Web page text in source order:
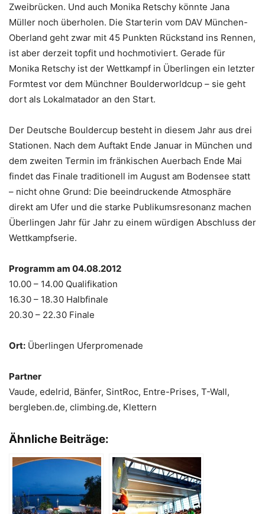
Zweibrücken. Und auch Monika Retschy könnte Jana
Müller noch überholen. Die Starterin vom DAV München-
Oberland geht zwar mit 45 Punkten Rückstand ins Rennen,
ist aber derzeit topfit und hochmotiviert. Gerade für
Monika Retschy ist der Wettkampf in Überlingen ein letzter
Formtest vor dem Münchner Boulderworldcup – sie geht
dort als Lokalmatador an den Start.
Der Deutsche Bouldercup besteht in diesem Jahr aus drei
Stationen. Nach dem Auftakt Ende Januar in München und
dem zweiten Termin im fränkischen Auerbach Ende Mai
findet das Finale traditionell im August am Bodensee statt
– nicht ohne Grund: Die beeindruckende Atmosphäre
direkt am Ufer und die starke Publikumsresonanz machen
Überlingen Jahr für Jahr zu einem würdigen Abschluss der
Wettkampfserie.
Programm am 04.08.2012
10.00 – 14.00 Qualifikation
16.30 – 18.30 Halbfinale
20.30 – 22.30 Finale
Ort: Überlingen Uferpromenade
Partner
Vaude, edelrid, Bänfer, SintRoc, Entre-Prises, T-Wall,
bergleben.de, climbing.de, Klettern
Ähnliche Beiträge: